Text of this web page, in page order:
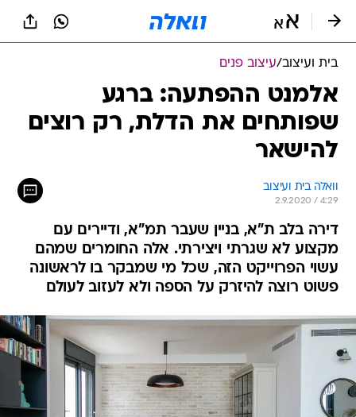
בית ועיצוב/עיצוב פנים
אלמנט ההפתעה: ברגע
שפותחים את הדלת, רק רוצים
להישאר
וואלה בית ועיצוב
2.9.2020 / 4:29
דירה בלב ת"א, בניין שעבר תמ"א, ודיירים עם
מקצוע לא שגרתי ויצירתי. אלה החומרים שמהם
עשוי הפרוייקט הזה, שכל מי שמבקר בו לראשונה
פשוט רוצה להיזרק על הספה ולא לעזוב לעולם